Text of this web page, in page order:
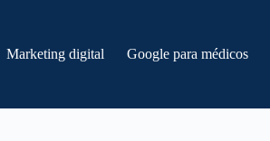
Marketing digital Google para médicos